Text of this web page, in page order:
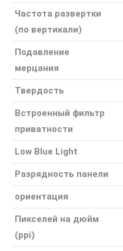
Частота развертки
(по вертикали)
Подавление
мерцания
Твердость
Встроенный фильтр
приватности
Low Blue Light
Разрядность панели
ориентация
Пикселей на дюйм
(ppi)